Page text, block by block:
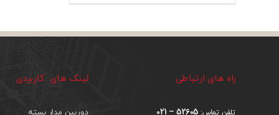
راه های ارتباطی
تلفن تماس: 52605 – 021
لینک های کاربردی
دوربین مدار بسته